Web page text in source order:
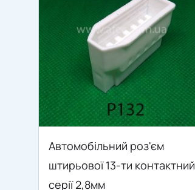
Автомобільний роз'єм
штирьової 13-ти контактний
серії 2,8мм